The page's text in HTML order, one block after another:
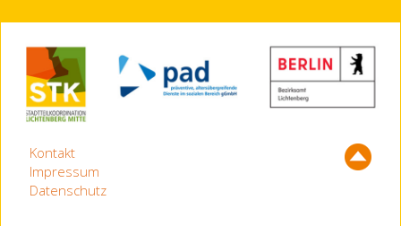
Kontakt
Impressum
Datenschutz